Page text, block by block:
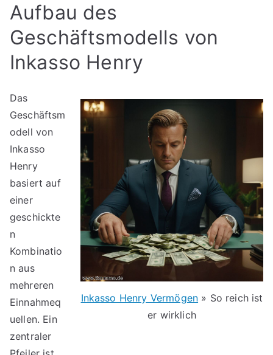
Aufbau des
Geschäftsmodells von
Inkasso Henry
Inkasso Henry Vermögen » So reich ist
er wirklich
Das
Geschäftsm
odell von
Inkasso
Henry
basiert auf
einer
geschickte
n
Kombinatio
n aus
mehreren
Einnahmeq
uellen. Ein
zentraler